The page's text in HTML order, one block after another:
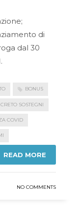
di
dal 30
BONUS
SOSTEGNI
COVID
READ MORE
NO COMMENTS